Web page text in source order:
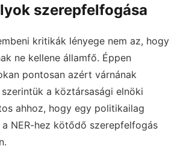
szerepfelfogása
kritikák lényege nem az, hogy
ne kellene államfő. Éppen
pontosan azért várnának
a köztársasági elnöki
ahhoz, hogy egy politikailag
NER-hez kötődő szerepfelfogás